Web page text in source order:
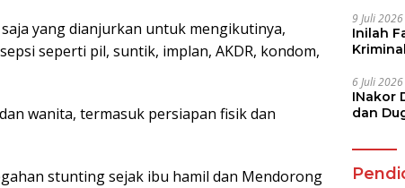
yang dianjurkan untuk mengikutinya,
seperti pil, suntik, implan, AKDR, kondom,
wanita, termasuk persiapan fisik dan
stunting sejak ibu hamil dan Mendorong
9 Juli 2026
Inilah
6 Juli 2026
INakor
dan